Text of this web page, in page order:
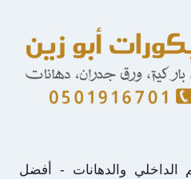
الداخلي والدهانات - أفضل